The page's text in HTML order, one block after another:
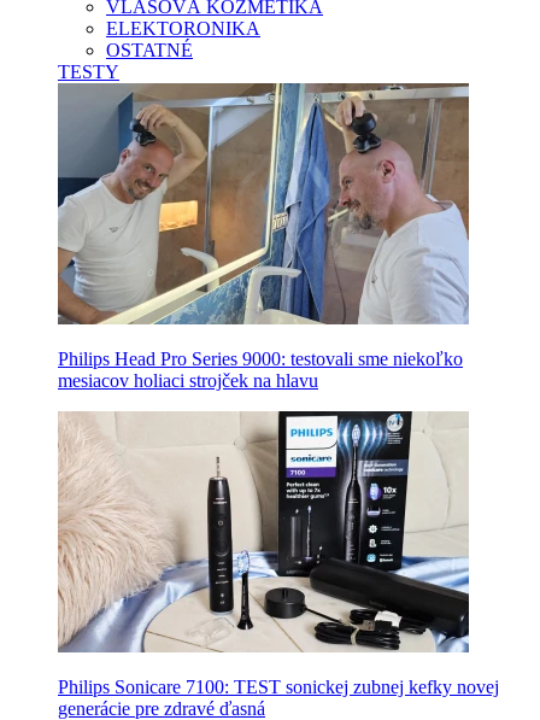
VLASOVÁ KOZMETIKA
ELEKTORONIKA
OSTATNÉ
TESTY
Philips Head Pro Series 9000: testovali sme niekoľko
mesiacov holiaci strojček na hlavu
Philips Sonicare 7100: TEST sonickej zubnej kefky novej
generácie pre zdravé ďasná